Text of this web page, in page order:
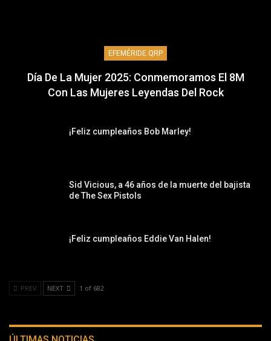
EFEMÉRIDE QRP
Día De La Mujer 2025: Conmemoramos El 8M
Con Las Mujeres Leyendas Del Rock
¡Feliz cumpleaños Bob Marley!
Sid Vicious, a 46 años de la muerte del bajista
de The Sex Pistols
¡Feliz cumpleaños Eddie Van Halen!
PREV NEXT 1 of 682